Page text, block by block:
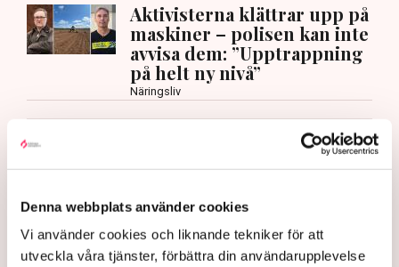
Denna webbplats använder cookies
Vi använder cookies och liknande tekniker för att
utveckla våra tjänster, förbättra din användarupplevelse
Aktivisterna klättrar upp på
maskiner – polisen kan inte
avvisa dem: ”Upptrappning
på helt ny nivå”
Näringsliv
Torvtäkten i Grimsås har stoppats av aktivister
aktionerna.